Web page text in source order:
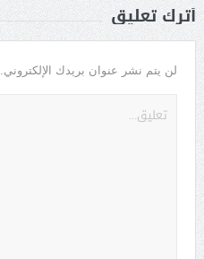
أترك تعليق
لن يتم نشر عنوان بريدك الإلكتروني.